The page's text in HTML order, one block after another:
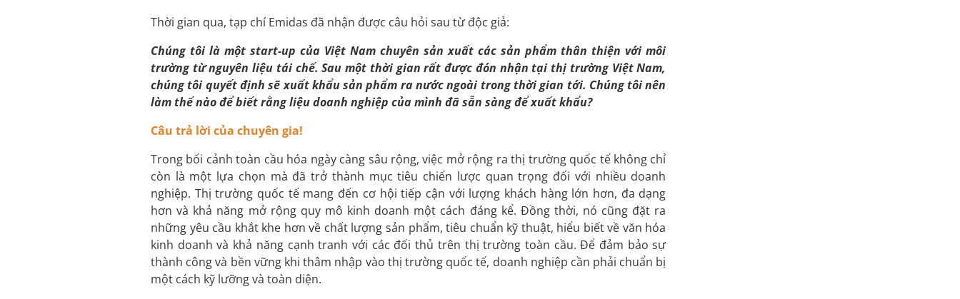
Thời gian qua, tạp chí Emidas đã nhận được câu hỏi sau từ độc giả:
Chúng tôi là một start-up của Việt Nam chuyên sản xuất các sản phẩm thân thiện với môi
trường từ nguyên liệu tái chế. Sau một thời gian rất được đón nhận tại thị trường Việt Nam,
chúng tôi quyết định sẽ xuất khẩu sản phẩm ra nước ngoài trong thời gian tới. Chúng tôi nên
làm thế nào để biết rằng liệu doanh nghiệp của mình đã sẵn sàng để xuất khẩu?
Câu trả lời của chuyên gia!
Trong bối cảnh toàn cầu hóa ngày càng sâu rộng, việc mở rộng ra thị trường quốc tế không chỉ
còn là một lựa chọn mà đã trở thành mục tiêu chiến lược quan trọng đối với nhiều doanh
nghiệp. Thị trường quốc tế mang đến cơ hội tiếp cận với lượng khách hàng lớn hơn, đa dạng
hơn và khả năng mở rộng quy mô kinh doanh một cách đáng kể. Đồng thời, nó cũng đặt ra
những yêu cầu khắt khe hơn về chất lượng sản phẩm, tiêu chuẩn kỹ thuật, hiểu biết về văn hóa
kinh doanh và khả năng cạnh tranh với các đối thủ trên thị trường toàn cầu. Để đảm bảo sự
thành công và bền vững khi thâm nhập vào thị trường quốc tế, doanh nghiệp cần phải chuẩn bị
một cách kỹ lưỡng và toàn diện.